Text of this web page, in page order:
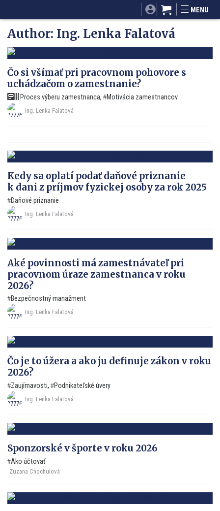
Mnamky-recepty.sk
MENU
Author: Ing. Lenka Falatová
Čo si všímať pri pracovnom pohovore s
uchádzačom o zamestnanie?
Proces výberu zamestnanca, Motivácia zamestnancov
Ing. Lenka Falatová
Kedy sa oplatí podať daňové priznanie
k dani z príjmov fyzickej osoby za rok 2025
Daňové priznanie
Ing. Lenka Falatová
Aké povinnosti má zamestnávateľ pri
pracovnom úraze zamestnanca v roku
2026?
Bezpečnostný manažment
Ing. Lenka Falatová
Čo je to úžera a ako ju definuje zákon v roku
2026?
Zaujímavosti, Podnikateľské úvery
Ing. Lenka Falatová
Sponzorské v športe v roku 2026
Ako účtovať
Zuzana Chochulová